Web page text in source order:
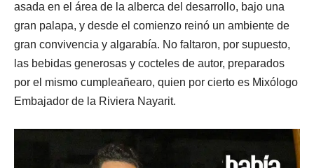
asada en el área de la alberca del desarrollo, bajo una
gran palapa, y desde el comienzo reinó un ambiente de
gran convivencia y algarabía. No faltaron, por supuesto,
las bebidas generosas y cocteles de autor, preparados
por el mismo cumpleañearo, quien por cierto es Mixólogo
Embajador de la Riviera Nayarit.